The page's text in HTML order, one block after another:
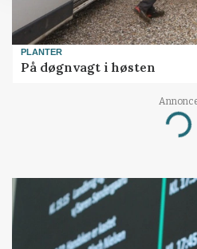
PLANTER
På døgnvagt i høsten
Loading...